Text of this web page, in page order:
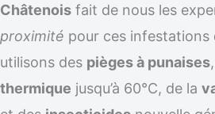
Châtenois fait de nous les
proximité pour ces infestations
utilisons des pièges à punaises
thermique jusqu’à 60°C, de la